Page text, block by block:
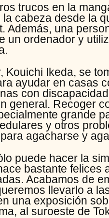
trucos en la
la cabeza desde la
Además, una
un ordenador y
Kouichi Ikeda, se
ayudar en casas
con
general. Recoger
grande
y otros
agacharse y
puede hacer la
bastante felices
Acabamos de
llevarlo a
una exposición
al suroeste de